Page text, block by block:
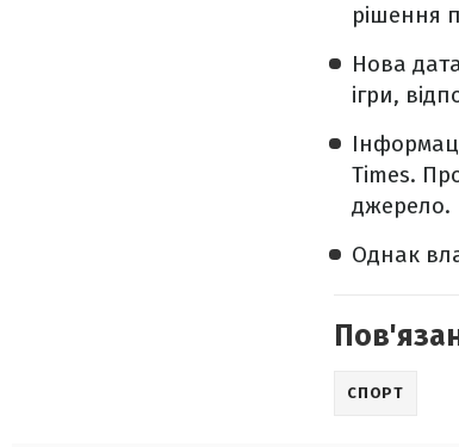
рішення
Нова
ігри,
Times.
джерело.
Однак
СПОРТ